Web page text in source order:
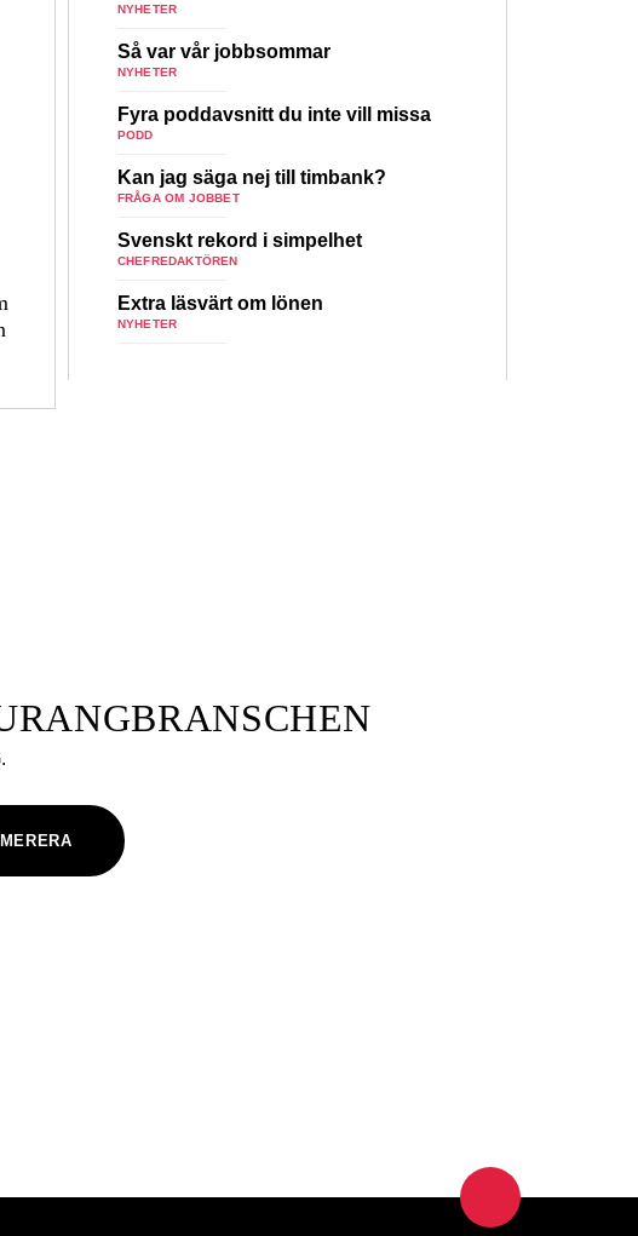
NYHETER
Så var vår jobbsommar
NYHETER
Fyra poddavsnitt du inte vill missa
PODD
Kan jag säga nej till timbank?
FRÅGA OM JOBBET
Svenskt rekord i simpelhet
CHEFREDAKTÖREN
Extra läsvärt om lönen
NYHETER